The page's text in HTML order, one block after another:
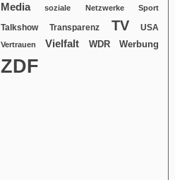
Media
soziale Netzwerke Sport
Talkshow Transparenz TV USA
Vertrauen Vielfalt WDR Werbung
ZDF